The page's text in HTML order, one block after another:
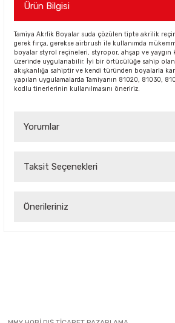
Ürün Bilgisi
Tamiya Akrlik Boyalar suda çözülen tipte akrilik
gerek fırça, gerekse airbrush ile kullanımda
boyalar styrol reçineleri, styropor, ahşap ve
üzerinde uygulanabilir. İyi bir örtücülüğe sahip
akışkanlığa sahiptir ve kendi türünden boyalarla
yapılan uygulamalarda Tamiyanın 81020, 81030,
kodlu tinerlerinin kullanılmasını öneririz.
Yorumlar
Taksit Seçenekleri
Önerileriniz
Ürün açıklamasında eksik bilgiler